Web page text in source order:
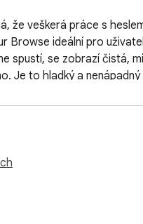
že veškerá práce s
Browse ideální pro
spustí, se zobrazí čistá,
Je to hladký a
stínování a čisté
– prostě jasná a
chcete prozkoumat